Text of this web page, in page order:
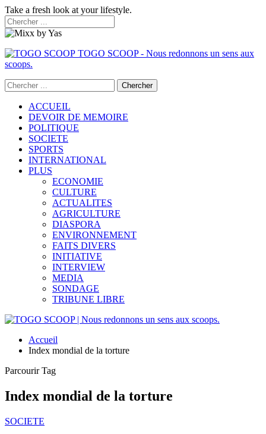
Take a fresh look at your lifestyle.
TOGO SCOOP - Nous redonnons un sens aux
scoops.
ACCUEIL
DEVOIR DE MEMOIRE
POLITIQUE
SOCIETE
SPORTS
INTERNATIONAL
PLUS
ECONOMIE
CULTURE
ACTUALITES
AGRICULTURE
DIASPORA
ENVIRONNEMENT
FAITS DIVERS
INITIATIVE
INTERVIEW
MEDIA
SONDAGE
TRIBUNE LIBRE
Accueil
Index mondial de la torture
Parcourir Tag
Index mondial de la torture
SOCIETE